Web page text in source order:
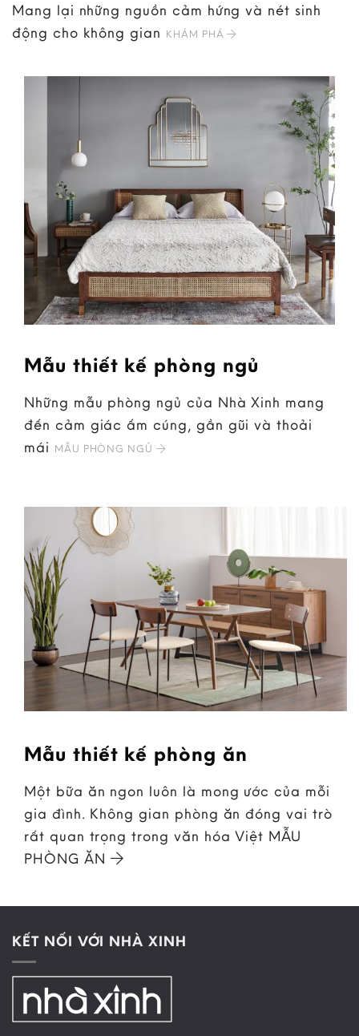
Mang lại những nguồn cảm hứng và nét sinh
động cho không gian KHÁM PHÁ
Mẫu thiết kế phòng ngủ
Những mẫu phòng ngủ của Nhà Xinh mang
đến cảm giác ấm cúng, gần gũi và thoải
mái MẪU PHÒNG NGỦ
Mẫu thiết kế phòng ăn
Một bữa ăn ngon luôn là mong ước của mỗi
gia đình. Không gian phòng ăn đóng vai trò
rất quan trọng trong văn hóa Việt MẪU
PHÒNG ĂN
KẾT NỐI VỚI NHÀ XINH